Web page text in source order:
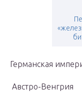
Германская
Австро-Венгрия